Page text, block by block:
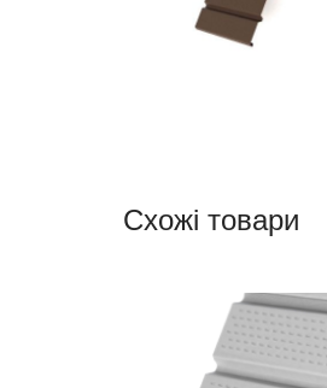
Схожі товари